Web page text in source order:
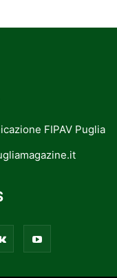
FIPAV Puglia